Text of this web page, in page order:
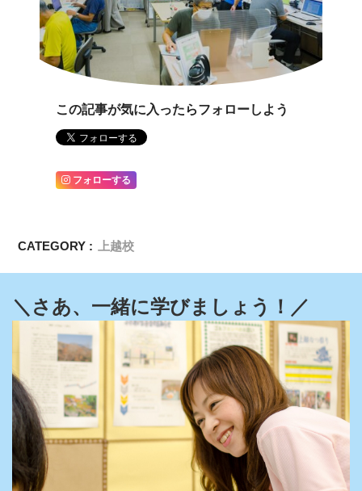
この記事が気に入ったらフォローしよう
フォローする
CATEGORY : 上越校
＼さあ、一緒に学びましょう！／